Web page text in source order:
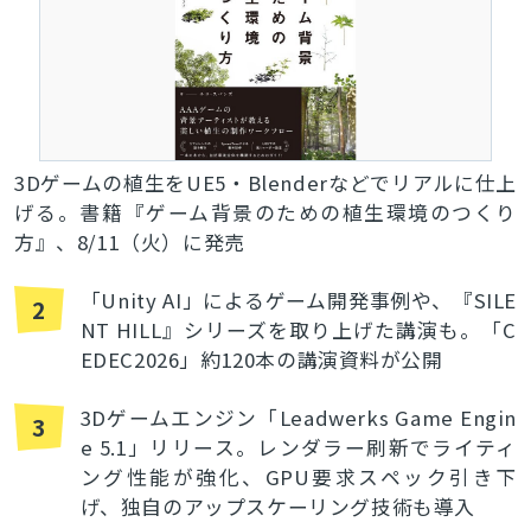
3Dゲームの植生をUE5・Blenderなどでリアルに仕上
げる。書籍『ゲーム背景のための植生環境のつくり
方』、8/11（火）に発売
2
「Unity AI」によるゲーム開発事例や、『SILE
NT HILL』シリーズを取り上げた講演も。「C
EDEC2026」約120本の講演資料が公開
3
3Dゲームエンジン「Leadwerks Game Engin
e 5.1」リリース。レンダラー刷新でライティ
ング性能が強化、GPU要求スペック引き下
げ、独自のアップスケーリング技術も導入